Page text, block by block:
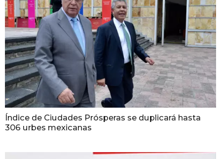
Índice de Ciudades Prósperas se duplicará hasta
306 urbes mexicanas